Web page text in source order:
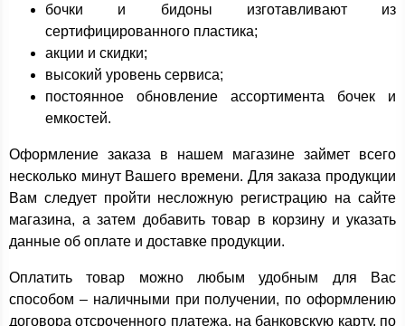
бочки и бидоны изготавливают из
сертифицированного пластика;
акции и скидки;
высокий уровень сервиса;
постоянное обновление ассортимента бочек и
емкостей.
Оформление заказа в нашем магазине займет всего
несколько минут Вашего времени. Для заказа продукции
Вам следует пройти несложную регистрацию на сайте
магазина, а затем добавить товар в корзину и указать
данные об оплате и доставке продукции.
Оплатить товар можно любым удобным для Вас
способом – наличными при получении, по оформлению
договора отсроченного платежа, на банковскую карту, по